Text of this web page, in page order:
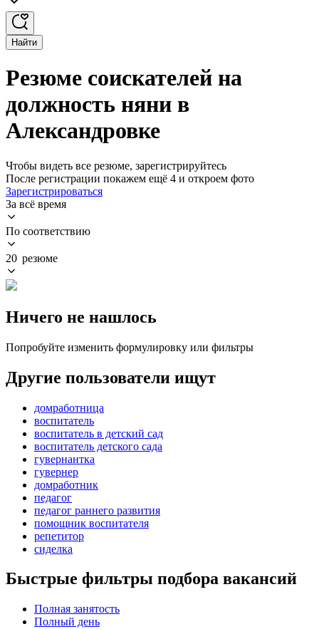
Найти
Резюме соискателей на
должность няни в
Александровке
Чтобы видеть все резюме, зарегистрируйтесь
После регистрации покажем ещё 4 и откроем фото
Зарегистрироваться
За всё время
По соответствию
20 резюме
Ничего не нашлось
Попробуйте изменить формулировку или фильтры
Другие пользователи ищут
домработница
воспитатель
воспитатель в детский сад
воспитатель детского сада
гувернантка
гувернер
домработник
педагог
педагог раннего развития
помощник воспитателя
репетитор
сиделка
Быстрые фильтры подбора вакансий
Полная занятость
Полный день